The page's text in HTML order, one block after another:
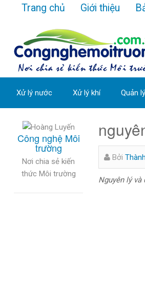
Trang chủ Giới thiệu
Xử lý nước Xử lý khí Quản
Công nghệ Môi
trường
Nơi chia sẻ kiến
thức Môi trường
Bởi
Nguyên lý và